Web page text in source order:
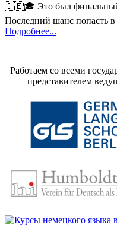
🇩🇪🎓 Это был финальный
Последний шанс попасть в
Подробнее...
Работаем со всеми
представителем